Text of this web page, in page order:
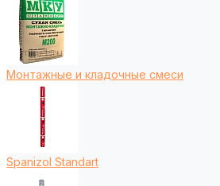
Монтажные и кладочные смеси
Spanizol Standart